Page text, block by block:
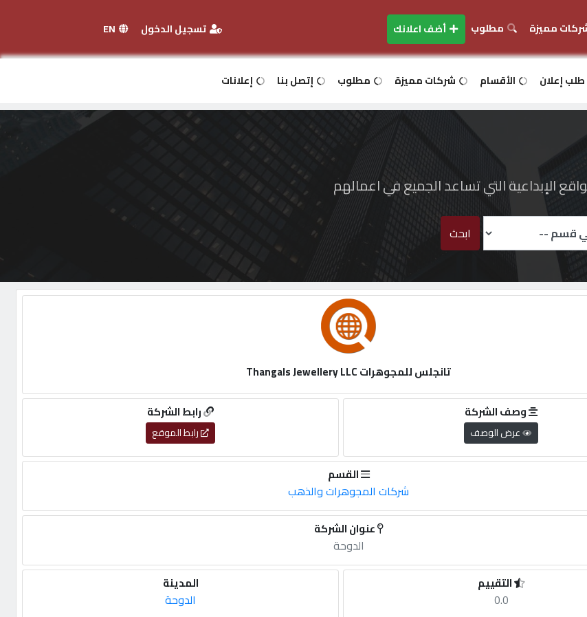
مميزة مطلوب أضف اعلانك تسجيل الدخول
طلب إعلان الأقسام شركات مميزة مطلوب إتصل بنا إعلانات
الإبداعية التي تساعد الجميع في اعمالهم
ابحث
تانجلس للمجوهرات Thangals Jewellery LLC
رابط الشركة
رابط الموقع
وصف الشركة
عرض الوصف
القسم
شركات المجوهرات والذهب
عنوان الشركة
الدوحة
المدينة
الدوحة
التقييم
0.0